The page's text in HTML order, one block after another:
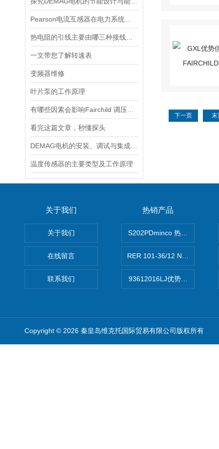
一文带您了解转速表
变频器维修
叶片泵的工作原理
看完这篇文章，秒懂探头
温度传感器的主要类型及工作原理
下一页 末
关于我们
关于我们
在线留言
联系我们
热销产品
S202PDminco 热电阻
RER 101-36/12 NHH离心
93612016LJ优势供应美国
Copyright © 2026 秦皇岛维克托国际贸易有限公司版权所有